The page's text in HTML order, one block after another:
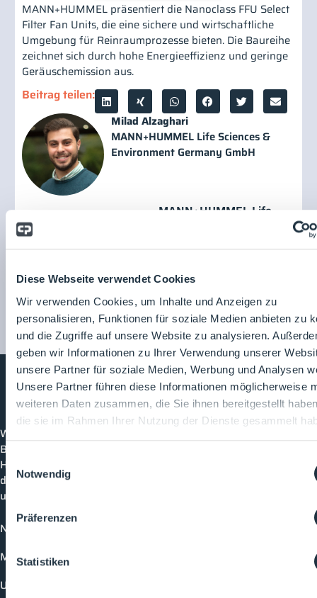
Diese Webseite verwendet Cookies
Wir verwenden Cookies, um Inhalte und Anzeigen zu
personalisieren, Funktionen für soziale Medien anbieten zu
und die Zugriffe auf unsere Website zu analysieren.
geben wir Informationen zu Ihrer Verwendung unserer
unsere Partner für soziale Medien, Werbung und Analysen
Unsere Partner führen diese Informationen möglicherweise
weiteren Daten zusammen, die Sie ihnen bereitgestellt
die sie im Rahmen Ihrer Nutzung der Dienste gesammelt
Einwilligungsauswahl
Notwendig
Präferenzen
Statistiken
MANN+HUMMEL präsentiert die Nanoclass FFU Select
Filter Fan Units, die eine sichere und wirtschaftliche
Umgebung für Reinraumprozesse bieten. Die Baureihe
zeichnet sich durch hohe Energieeffizienz und geringe
Geräuschemission aus.
Beitrag teilen:
Milad Alzaghari
MANN+HUMMEL Life Sciences &
Environment Germany GmbH
MANN+HUMMEL Life
Germany GmbH
Unternehmensprofil
CleanroomProcesses
Willkommen bei CleanroomProcesses, der
Branchenplattform für Reinraum und Prozesstechnik.
Hier bleibst du immer auf dem neuesten Stand, kannst
dich mit anderen verknüpfen und alle relevanten Themen
und Events der Branche entdecken.
News
Mediathek
Unternehmen